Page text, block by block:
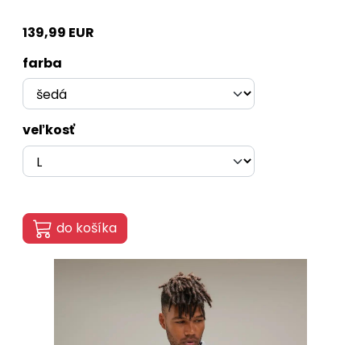
139,99 EUR
farba
veľkosť
do košíka